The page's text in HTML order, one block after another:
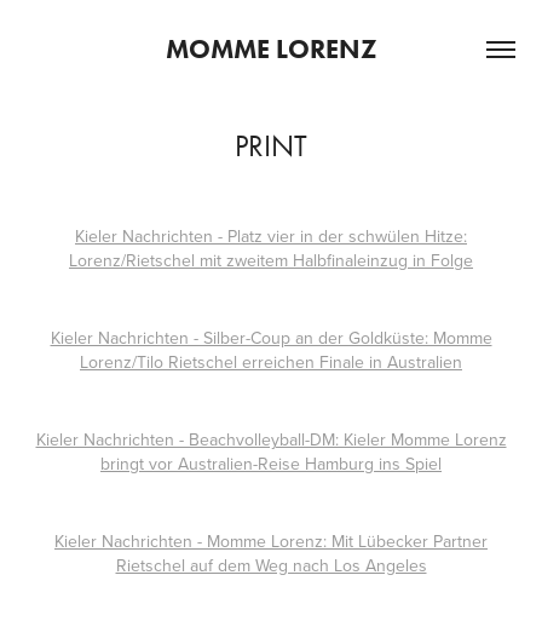
MOMME LORENZ
PRINT
Kieler Nachrichten - Platz vier in der schwülen Hitze:
Lorenz/Rietschel mit zweitem Halbfinaleinzug in Folge
Kieler Nachrichten - Silber-Coup an der Goldküste: Momme
Lorenz/Tilo Rietschel erreichen Finale in Australien
Kieler Nachrichten - Beachvolleyball-DM: Kieler Momme Lorenz
bringt vor Australien-Reise Hamburg ins Spiel
Kieler Nachrichten - Momme Lorenz: Mit Lübecker Partner
Rietschel auf dem Weg nach Los Angeles